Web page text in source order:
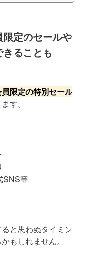
定のセールや
ることも
員限定の特別セール
す。
SNS等
と思わぬタイミン
もしれません。